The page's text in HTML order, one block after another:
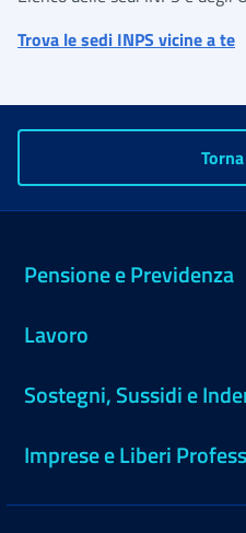
Trova le sedi INPS vicine a te
Pensione e Previdenza
Lavoro
Sostegni, Sussidi e
Imprese e Liberi